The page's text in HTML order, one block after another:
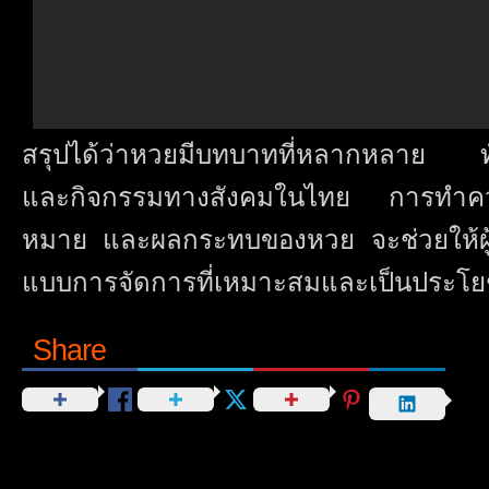
สรุปได้ว่าหวยมีบทบาทที่หลากหลาย ทั้
และกิจกรรมทางสังคมในไทย การทำ
หมาย และผลกระทบของหวย จะช่วยให้
แบบการจัดการที่เหมาะสมและเป็นประโ
Share